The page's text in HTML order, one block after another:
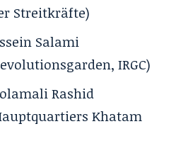
Streitkräfte)
Salami
IRGC)
Rashid
Khatam